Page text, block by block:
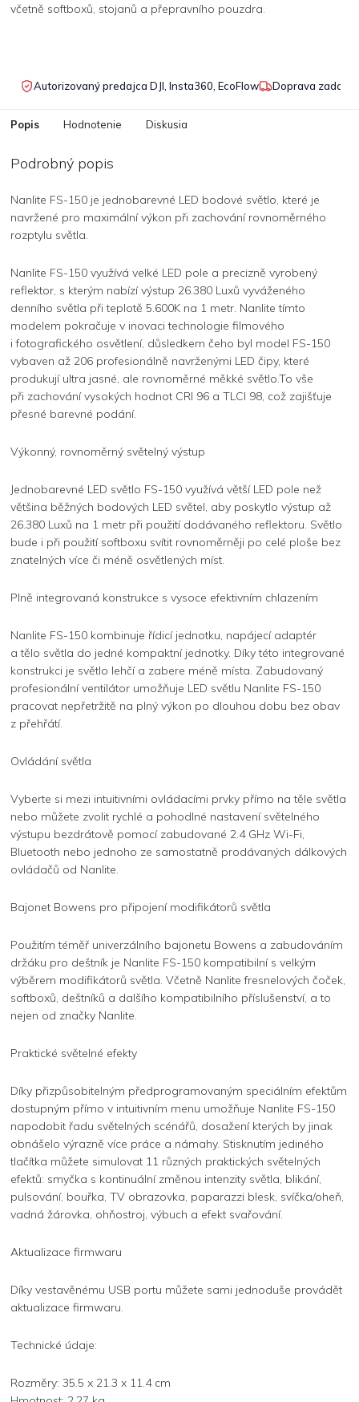
včetně softboxů, stojanů a přepravního pouzdra.
Autorizovaný predajca DJI, Insta360, EcoFlow Doprava
Popis Hodnotenie Diskusia
Podrobný popis
Nanlite FS-150 je jednobarevné LED bodové světlo, které je
navržené pro maximální výkon při zachování rovnoměrného
rozptylu světla.
Nanlite FS-150 využívá velké LED pole a precizně vyrobený
reflektor, s kterým nabízí výstup 26.380 Luxů vyváženého
denního světla při teplotě 5.600K na 1 metr. Nanlite tímto
modelem pokračuje v inovaci technologie filmového
i fotografického osvětlení, důsledkem čeho byl model FS-150
vybaven až 206 profesionálně navrženými LED čipy, které
produkují ultra jasné, ale rovnoměrné měkké světlo.To vše
při zachování vysokých hodnot CRI 96 a TLCI 98, což zajišťuje
přesné barevné podání.
Výkonný, rovnoměrný světelný výstup
Jednobarevné LED světlo FS-150 využívá větší LED pole než
většina běžných bodových LED světel, aby poskytlo výstup až
26.380 Luxů na 1 metr při použití dodávaného reflektoru. Světlo
bude i při použití softboxu svítit rovnoměrněji po celé ploše bez
znatelných více či méně osvětlených míst.
Plně integrovaná konstrukce s vysoce efektivním chlazením
Nanlite FS-150 kombinuje řídicí jednotku, napájecí adaptér
a tělo světla do jedné kompaktní jednotky. Díky této integrované
konstrukci je světlo lehčí a zabere méně místa. Zabudovaný
profesionální ventilátor umožňuje LED světlu Nanlite FS-150
pracovat nepřetržitě na plný výkon po dlouhou dobu bez obav
z přehřátí.
Ovládání světla
Vyberte si mezi intuitivními ovládacími prvky přímo na těle světla
nebo můžete zvolit rychlé a pohodlné nastavení světelného
výstupu bezdrátově pomocí zabudované 2.4 GHz Wi-Fi,
Bluetooth nebo jednoho ze samostatně prodávaných dálkových
ovládačů od Nanlite.
Bajonet Bowens pro připojení modifikátorů světla
Použitím téměř univerzálního bajonetu Bowens a zabudováním
držáku pro deštník je Nanlite FS-150 kompatibilní s velkým
výběrem modifikátorů světla. Včetně Nanlite fresnelových čoček,
softboxů, deštníků a dalšího kompatibilního příslušenství, a to
nejen od značky Nanlite.
Praktické světelné efekty
Díky přizpůsobitelným předprogramovaným speciálním efektům
dostupným přímo v intuitivním menu umožňuje Nanlite FS-150
napodobit řadu světelných scénářů, dosažení kterých by jinak
obnášelo výrazně více práce a námahy. Stisknutím jediného
tlačítka můžete simulovat 11 různých praktických světelných
efektů: smyčka s kontinuální změnou intenzity světla, blikání,
pulsování, bouřka, TV obrazovka, paparazzi blesk, svíčka/oheň,
vadná žárovka, ohňostroj, výbuch a efekt svařování.
Aktualizace firmwaru
Díky vestavěnému USB portu můžete sami jednoduše provádět
aktualizace firmwaru.
Technické údaje:
Rozměry: 35.5 x 21.3 x 11.4 cm